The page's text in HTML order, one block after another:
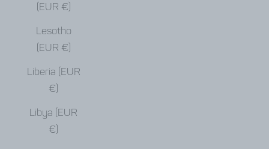
(EUR €)
Lesotho
(EUR €)
Liberia (EUR
€)
Libya (EUR
€)